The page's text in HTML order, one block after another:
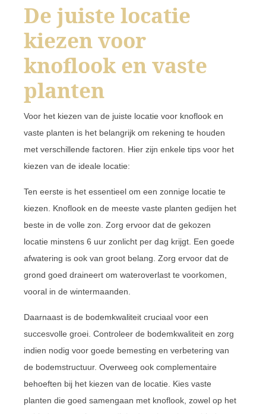
De juiste locatie
kiezen voor
knoflook en vaste
planten
Voor het kiezen van de juiste locatie voor knoflook en
vaste planten is het belangrijk om rekening te houden
met verschillende factoren. Hier zijn enkele tips voor het
kiezen van de ideale locatie:
Ten eerste is het essentieel om een zonnige locatie te
kiezen. Knoflook en de meeste vaste planten gedijen het
beste in de volle zon. Zorg ervoor dat de gekozen
locatie minstens 6 uur zonlicht per dag krijgt. Een goede
afwatering is ook van groot belang. Zorg ervoor dat de
grond goed draineert om wateroverlast te voorkomen,
vooral in de wintermaanden.
Daarnaast is de bodemkwaliteit cruciaal voor een
succesvolle groei. Controleer de bodemkwaliteit en zorg
indien nodig voor goede bemesting en verbetering van
de bodemstructuur. Overweeg ook complementaire
behoeften bij het kiezen van de locatie. Kies vaste
planten die goed samengaan met knoflook, zowel op het